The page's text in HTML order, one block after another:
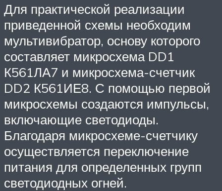
Для практической реализации
приведенной схемы необходим
мультивибратор, основу которого
составляет микросхема DD1
К561ЛА7 и микросхема-счетчик
DD2 К561ИЕ8. С помощью первой
микросхемы создаются импульсы,
включающие светодиоды.
Благодаря микросхеме-счетчику
осуществляется переключение
питания для определенных групп
светодиодных огней.